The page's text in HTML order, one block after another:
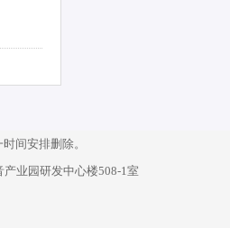
间安排删除。
业园研发中心楼508-1室